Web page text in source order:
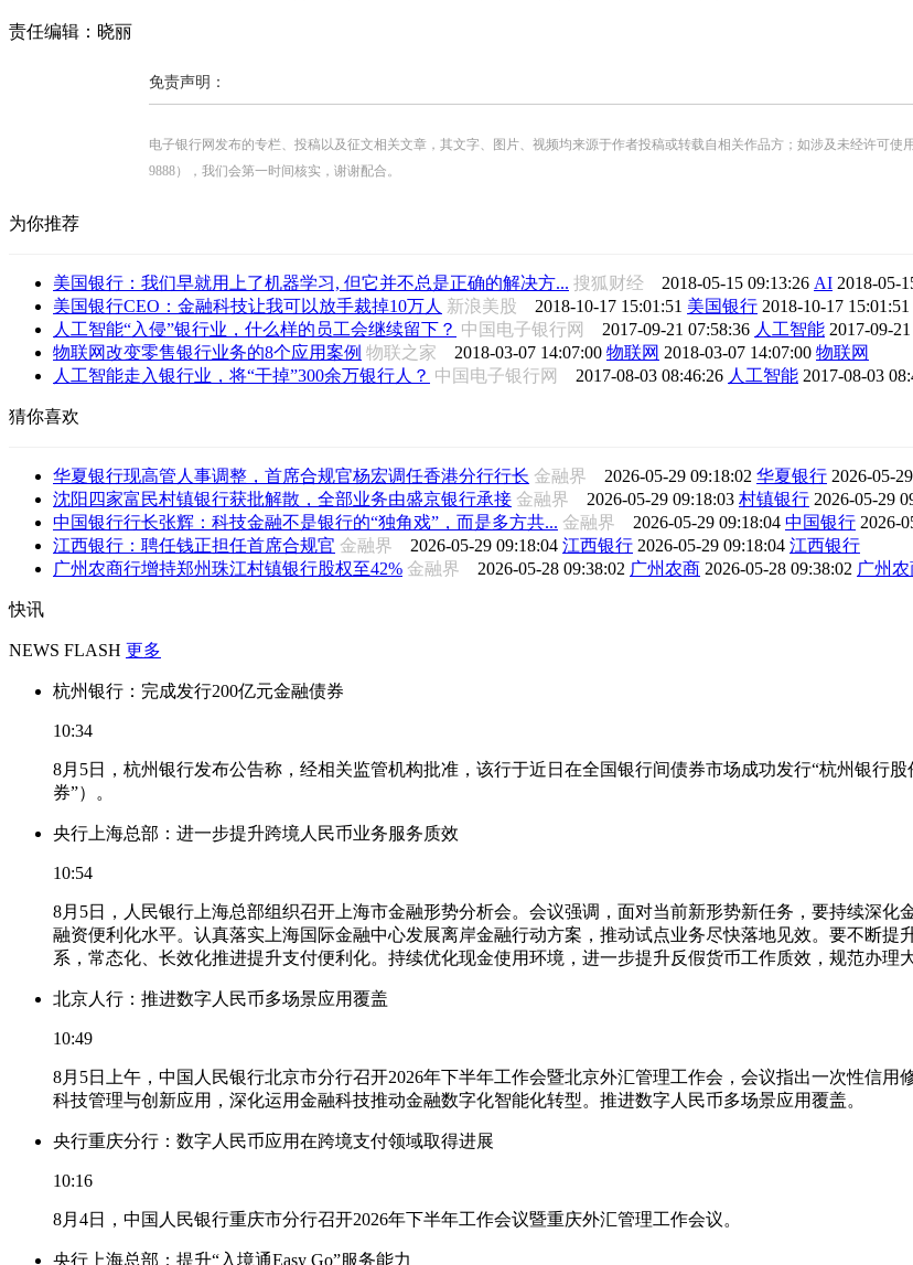
责任编辑：晓丽
免责声明：
电子银行网发布的专栏、投稿以及征文相关文章，其文字、图片、视频均来源于作者投稿或转载自相关作品方；如涉及未经许可使
9888），我们会第一时间核实，谢谢配合。
为你推荐
美国银行：我们早就用上了机器学习, 但它并不总是正确的解决方... 搜狐财经 2018-05-15 09:13:26 AI 2018-05-
美国银行CEO：金融科技让我可以放手裁掉10万人 新浪美股 2018-10-17 15:01:51 美国银行 2018-10-17 15:01:51
人工智能“入侵”银行业，什么样的员工会继续留下？ 中国电子银行网 2017-09-21 07:58:36 人工智能 2017-09-
物联网改变零售银行业务的8个应用案例 物联之家 2018-03-07 14:07:00 物联网 2018-03-07 14:07:00 物联网
人工智能走入银行业，将“干掉”300余万银行人？ 中国电子银行网 2017-08-03 08:46:26 人工智能 2017-08-03
猜你喜欢
华夏银行现高管人事调整，首席合规官杨宏调任香港分行行长 金融界 2026-05-29 09:18:02 华夏银行 2026-05-
沈阳四家富民村镇银行获批解散，全部业务由盛京银行承接 金融界 2026-05-29 09:18:03 村镇银行 2026-05-29
中国银行行长张辉：科技金融不是银行的“独角戏”，而是多方共... 金融界 2026-05-29 09:18:04 中国银行 2026-
江西银行：聘任钱正担任首席合规官 金融界 2026-05-29 09:18:04 江西银行 2026-05-29 09:18:04 江西银行
广州农商行增持郑州珠江村镇银行股权至42% 金融界 2026-05-28 09:38:02 广州农商 2026-05-28 09:38:02 广州
快讯
NEWS FLASH 更多
杭州银行：完成发行200亿元金融债券
10:34
8月5日，杭州银行发布公告称，经相关监管机构批准，该行于近日在全国银行间债券市场成功发行“杭州银行
券”）。
央行上海总部：进一步提升跨境人民币业务服务质效
10:54
8月5日，人民银行上海总部组织召开上海市金融形势分析会。会议强调，面对当前新形势新任务，要持续深
融资便利化水平。认真落实上海国际金融中心发展离岸金融行动方案，推动试点业务尽快落地见效。要不断
系，常态化、长效化推进提升支付便利化。持续优化现金使用环境，进一步提升反假货币工作质效，规范办理
北京人行：推进数字人民币多场景应用覆盖
10:49
8月5日上午，中国人民银行北京市分行召开2026年下半年工作会暨北京外汇管理工作会，会议指出一次性信
科技管理与创新应用，深化运用金融科技推动金融数字化智能化转型。推进数字人民币多场景应用覆盖。
央行重庆分行：数字人民币应用在跨境支付领域取得进展
10:16
8月4日，中国人民银行重庆市分行召开2026年下半年工作会议暨重庆外汇管理工作会议。
央行上海总部：提升“入境通Easy Go”服务能力